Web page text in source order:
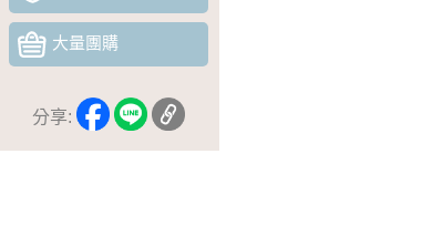
大量團購
分享: